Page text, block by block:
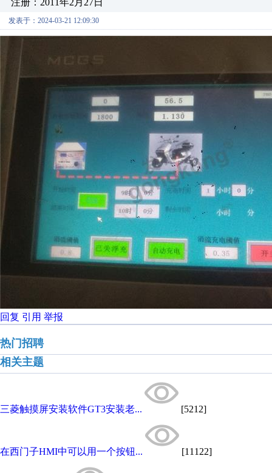
发表于：2024-03-21 12:09:30
回复 引用 举报
热门招聘
相关主题
三菱触摸屏安装软件GT3安装老... [5212]
在西门子HMI中可以用一个按钮... [11122]